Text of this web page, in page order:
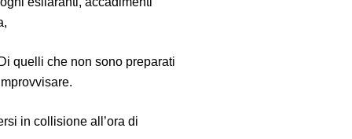
quelli che non sono preparati
in collisione all’ora di